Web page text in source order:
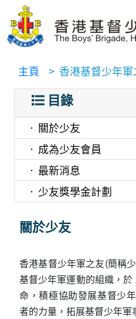
主頁 > 香港基督少年軍
目錄
關於少友
成為少友會員
最新消息
少友獎學金計劃
關於少友
香港基督少年軍之友(簡稱
基督少年軍運動的組織，
命，積極協助發展基督少
者的力量，拓展基督少年軍